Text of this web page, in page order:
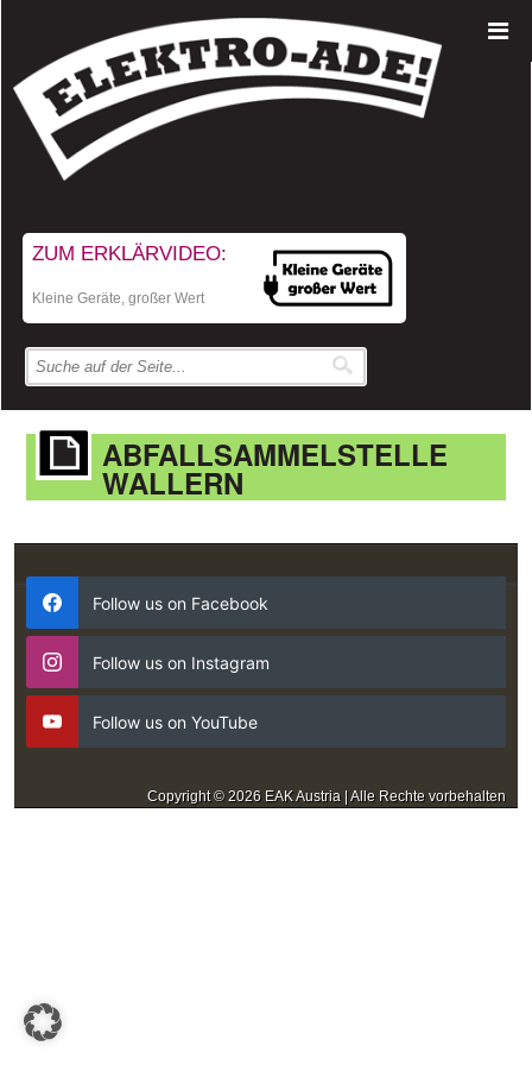
ZUM ERKLÄRVIDEO:
Kleine Geräte, großer Wert
ABFALLSAMMELSTELLE
WALLERN
Follow us on Facebook
Follow us on Instagram
Follow us on YouTube
Copyright © 2026 EAK Austria | Alle Rechte vorbehalten